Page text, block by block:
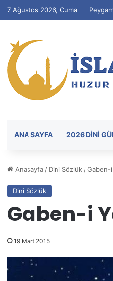
7 Ağustos 2026, Cuma
ANA SAYFA 2026 DİNİ
Anasayfa / Dini Sözlük /Gaben-
Dini Sözlük
Gaben-i
19 Mart 2015